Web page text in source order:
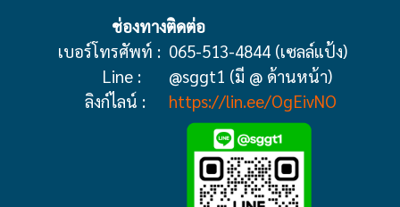
ช่องทางติดต่อ
เบอร์โทรศัพท์ : 065-513-4844 (เซลล์แป้ง)
Line :
@sggt1 (มี @ ด้านหน้า)
ลิงก์ไลน์ :
https://lin.ee/OgEivNO